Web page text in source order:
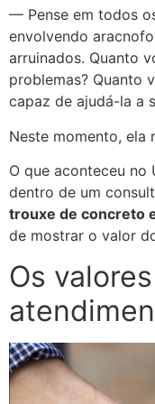
— Pense em todos
envolvendo
arruinados. Quanto
problemas? Quanto
capaz de ajudá-la a
Neste momento, ela
O que aconteceu
dentro de um
trouxe de concreto
de mostrar o valor
Os